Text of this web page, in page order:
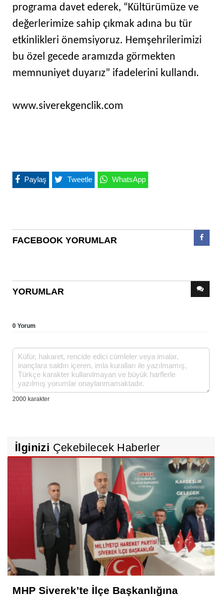
programa davet ederek, “Kültürümüze ve
değerlerimize sahip çıkmak adına bu tür
etkinlikleri önemsiyoruz. Hemşehrilerimizi
bu özel gecede aramızda görmekten
memnuniyet duyarız” ifadelerini kullandı.
www.siverekgenclik.com
Paylaş Tweetle WhatsApp
FACEBOOK YORUMLAR
YORUMLAR
0 Yorum
İlginizi Çekebilecek Haberler
MHP Siverek’te İlçe Başkanlığına